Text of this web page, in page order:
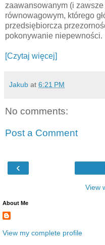
zaawansowanym (i
równowagowym, którego
przedsiębiorcza
pokonywanie niepewności.
[Czytaj więcej]
Jakub at 6:21 PM
No comments:
Post a Comment
‹
View
About Me
View my complete profile